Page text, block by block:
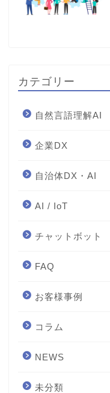
カテゴリー
自然言語理解AI
企業DX
自治体DX・AI
AI / IoT
チャットボット
FAQ
お客様事例
コラム
NEWS
未分類